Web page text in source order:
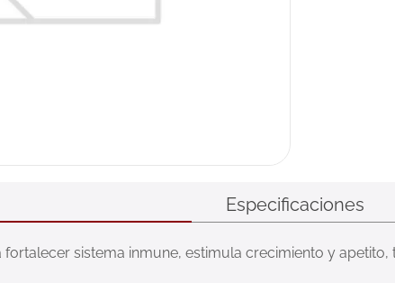
Especificaciones
sistema inmune, estimula crecimiento y apetito,